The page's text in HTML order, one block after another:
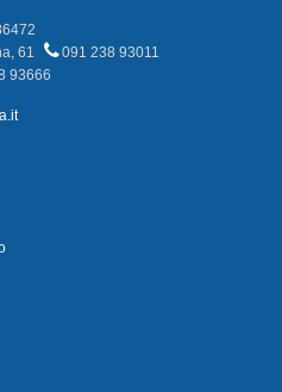
61
091 238 93011
93666